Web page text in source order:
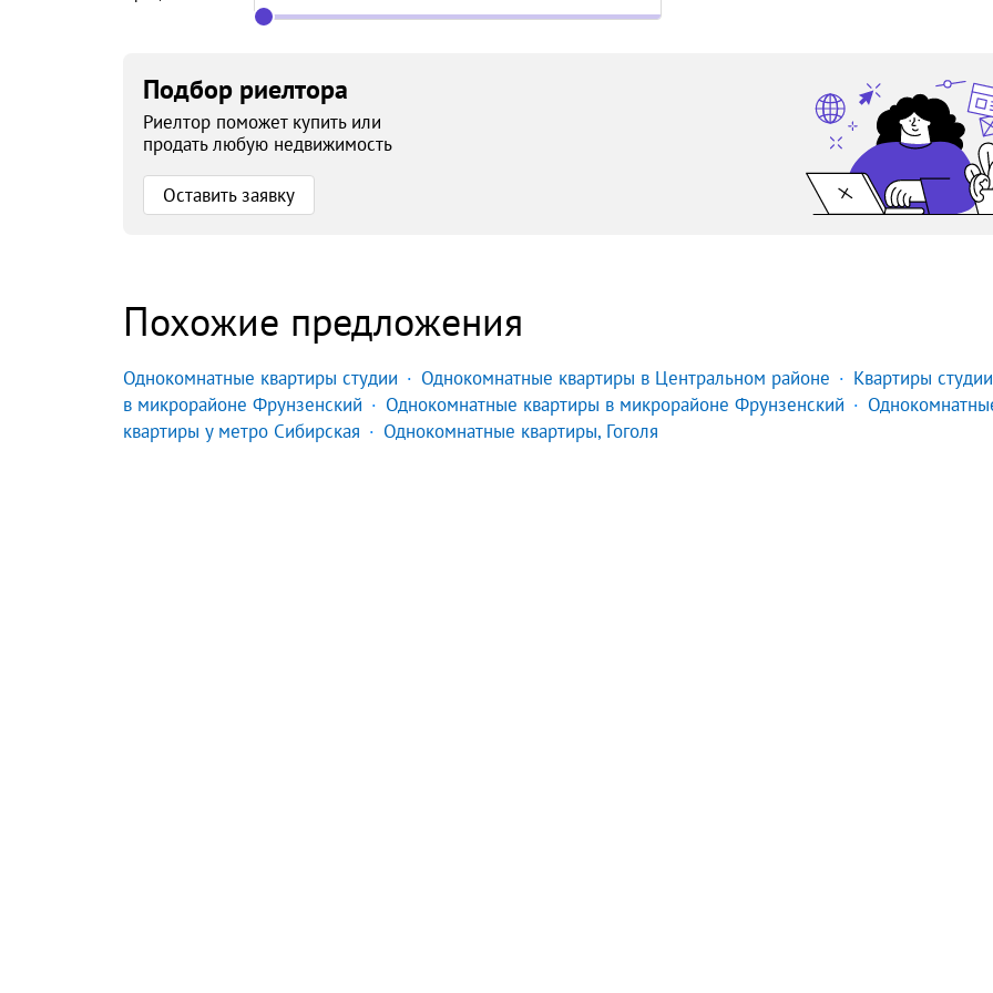
Подбор риелтора
Риелтор поможет купить или
продать любую недвижимость
Оставить заявку
Похожие предложения
Однокомнатные квартиры студии Однокомнатные квартиры в Центральном районе
Квартиры студии
в микрорайоне Фрунзенский
Однокомнатные квартиры в микрорайоне Фрунзенский
квартиры у метро Сибирская
Однокомнатные квартиры, Гоголя